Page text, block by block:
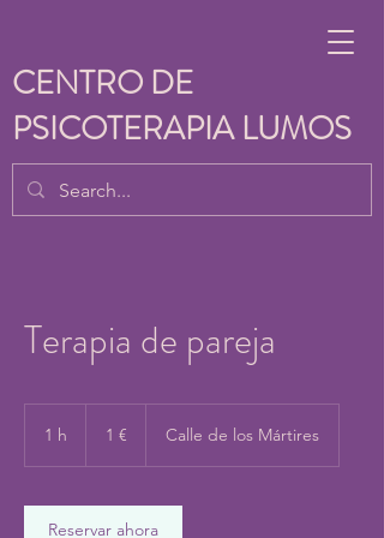
CENTRO DE
PSICOTERAPIA LUMOS
Terapia de pareja
1 h 1 € Calle de los Mártires
Reservar ahora